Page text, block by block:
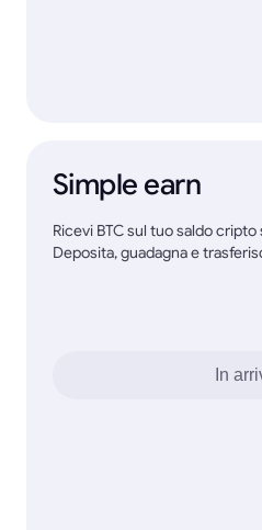
Simple earn
Ricevi BTC sul tuo saldo
Deposita, guadagna e
In